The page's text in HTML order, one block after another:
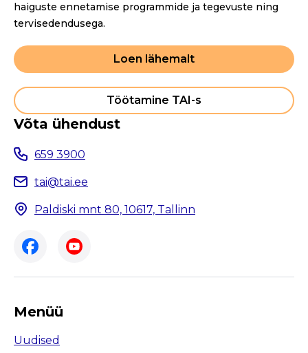
haiguste ennetamise programmide ja tegevuste ning
tervisedendusega.
Loen lähemalt
Töötamine TAI-s
Võta ühendust
659 3900
tai@tai.ee
Paldiski mnt 80, 10617, Tallinn
Menüü
Uudised